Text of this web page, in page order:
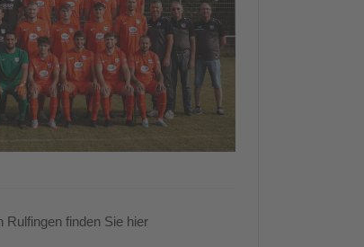
Rulfingen finden Sie hier